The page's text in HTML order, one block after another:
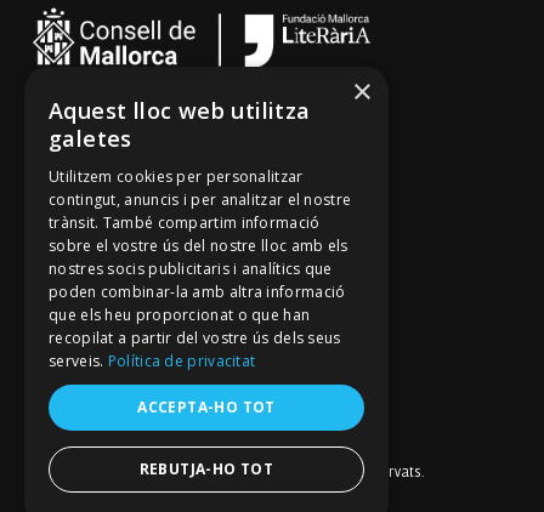
Cançoner
Tradicionari
Arxiu Oral
Contacte
Segueix-nos
Mallorca Oral, un projecte de
Avís legal
Política de galetes
Política de privacitat
Política de privacitat a les xarxes socials
© Fundació Mallorca Literària 2026. Tots els drets reservats.
Disseny i desenvolupament web BESTALDE STUDIO
×
Aquest lloc web utilitza
galetes
Utilitzem cookies per personalitzar
contingut, anuncis i per analitzar el nostre
trànsit. També compartim informació
sobre el vostre ús del nostre lloc amb els
nostres socis publicitaris i analítics que
poden combinar-la amb altra informació
que els heu proporcionat o que han
recopilat a partir del vostre ús dels seus
serveis. Política de privacitat
ACCEPTA-HO TOT
REBUTJA-HO TOT